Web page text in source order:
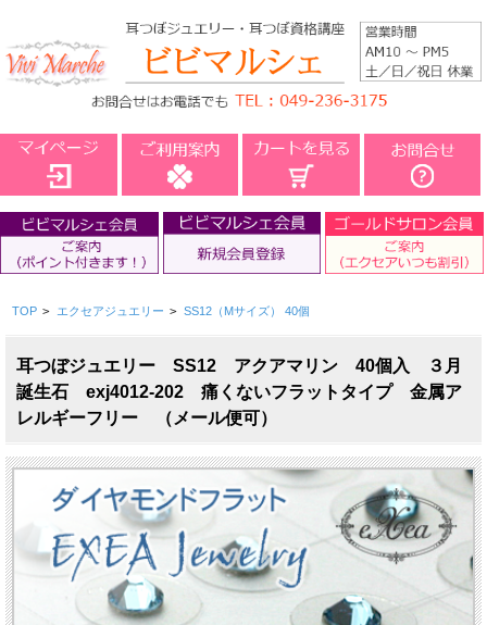
TOP > エクセアジュエリー > SS12（Mサイズ） 40個
耳つぼジュエリー SS12 アクアマリン 40個入 ３月
誕生石 exj4012-202 痛くないフラットタイプ 金属ア
レルギーフリー （メール便可）